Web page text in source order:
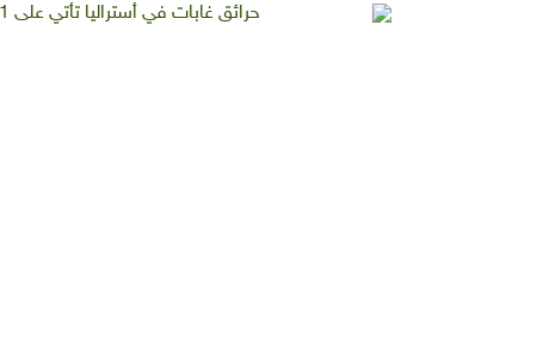
حرائق غابات في أستراليا تأتي على 71 منزلاً قرب بيرث الخاضعة للإغلاق